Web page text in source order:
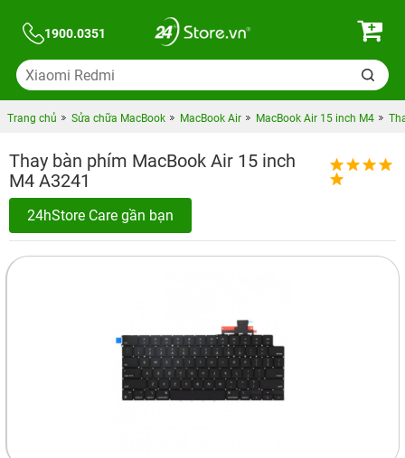
1900.0351
Trang chủ Sửa chữa MacBook MacBook Air MacBook Air 15 inch M4
Thay bàn phím MacBook Air 15 inch
M4 A3241
24hStore Care gần bạn